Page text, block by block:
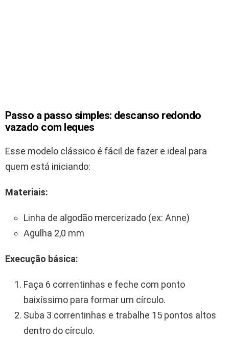
Passo a passo simples: descanso redondo
vazado com leques
Esse modelo clássico é fácil de fazer e ideal para
quem está iniciando:
Materiais:
Linha de algodão mercerizado (ex: Anne)
Agulha 2,0 mm
Execução básica:
Faça 6 correntinhas e feche com ponto
baixíssimo para formar um círculo.
Suba 3 correntinhas e trabalhe 15 pontos altos
dentro do círculo.